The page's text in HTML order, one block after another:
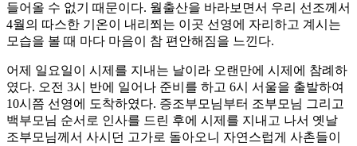
들어올 수 없기 때문이다. 월출산을 바라보면서 우리 선조께서
4월의 따스한 기온이 내리쬐는 이곳 선영에 자리하고 계시는
모습을 볼 때 마다 마음이 참 편안해짐을 느낀다.
어제 일요일이 시제를 지내는 날이라 오랜만에 시제에 참례하
였다. 오전 3시 반에 일어나 준비를 하고 6시 서울을 출발하여
10시쯤 선영에 도착하였다. 증조부모님부터 조부모님 그리고
백부모님 순서로 인사를 드린 후에 시제를 지내고 나서 옛날
조부모님께서 사시던 고가로 돌아오니 자연스럽게 사촌들이